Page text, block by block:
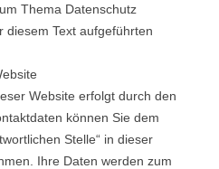
Thema Datenschutz
diesem Text aufgeführten
Website erfolgt durch den
können Sie dem
Stelle“ in dieser
Ihre Daten werden zum